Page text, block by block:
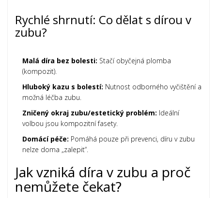
Rychlé shrnutí: Co dělat s dírou v
zubu?
Malá díra bez bolesti: Stačí obyčejná plomba
(kompozit).
Hluboký kazu s bolestí: Nutnost odborného vyčištění a
možná léčba zubu.
Zničený okraj zubu/estetický problém: Ideální
volbou jsou kompozitní fasety.
Domácí péče: Pomáhá pouze při prevenci, díru v zubu
nelze doma „zalepit“.
Jak vzniká díra v zubu a proč
nemůžete čekat?